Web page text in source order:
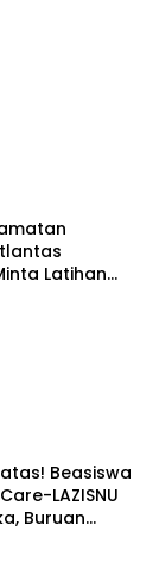
Latihan
Beasiswa
LAZISNU
Buruan